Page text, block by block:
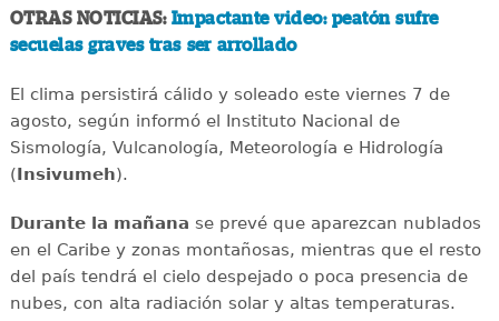
OTRAS NOTICIAS: Impactante video: peatón sufre
secuelas graves tras ser arrollado
El clima persistirá cálido y soleado este viernes 7 de
agosto, según informó el Instituto Nacional de
Sismología, Vulcanología, Meteorología e Hidrología
(Insivumeh).
Durante la mañana se prevé que aparezcan nublados
en el Caribe y zonas montañosas, mientras que el resto
del país tendrá el cielo despejado o poca presencia de
nubes, con alta radiación solar y altas temperaturas.